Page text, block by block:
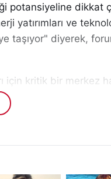
potansiyeline dikkat
yatırımları ve
taşıyor" diyerek,
için kritik bir merkez
hedefine ulaşmak için
Türkiye'nin en
enerji